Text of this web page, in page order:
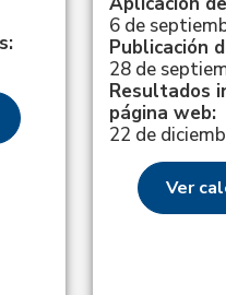
6 de
Publicación
28 de
Resultados
página web:
22 de
Ver